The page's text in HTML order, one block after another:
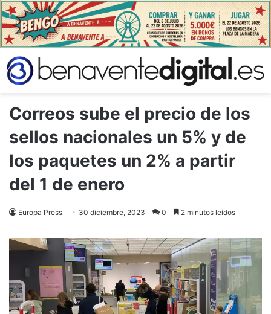
Correos sube el precio de los
sellos nacionales un 5% y de
los paquetes un 2% a partir
del 1 de enero
Europa Press 30 diciembre, 2023 0 2 minutos leídos